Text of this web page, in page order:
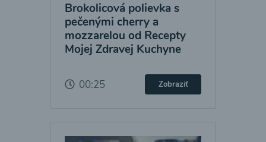
Brokolicová polievka s
pečenými cherry a
mozzarelou od Recepty
Mojej Zdravej Kuchyne
00:25 Zobraziť